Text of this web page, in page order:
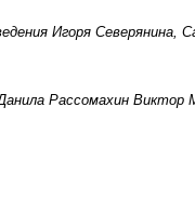
Игоря Северянина,
Рассомахин Виктор